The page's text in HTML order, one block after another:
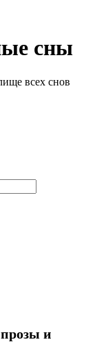
сны
всех снов
и